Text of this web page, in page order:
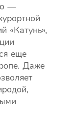
—
«Катунь»,
еще
Даже